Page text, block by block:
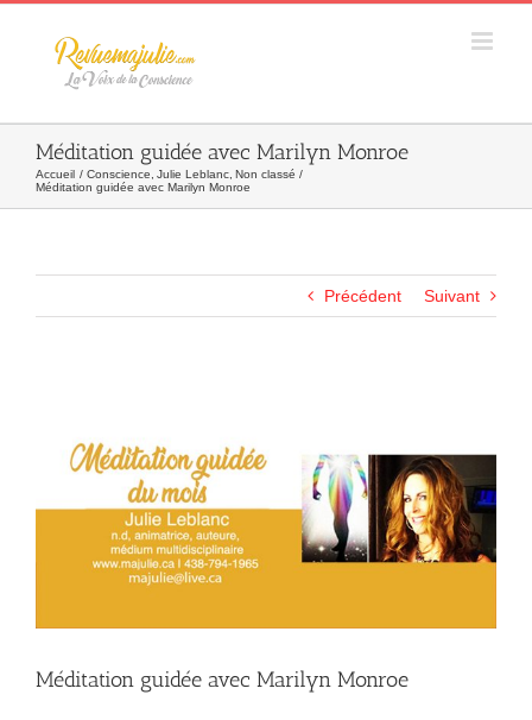
Skip
Méditation guidée avec Marilyn Monroe
Accueil Conscience Julie Leblanc Non classé
Méditation guidée avec Marilyn Monroe
Précédent Suivant
Méditation guidée avec Marilyn Monroe